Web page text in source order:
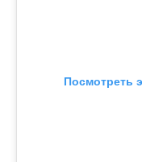
Посмотреть